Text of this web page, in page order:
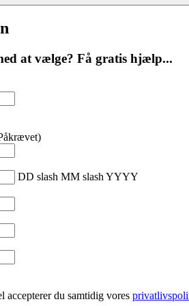
at vælge? Få gratis hjælp...
DD slash MM slash YYYY
accepterer du samtidig vores